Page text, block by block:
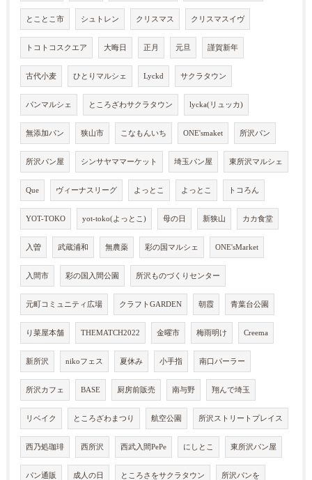
とことこ市 シュトレン クリスマス クリスマスイヴ
トコトコスクエア 大晦日 正月 元旦 謹賀新年
古代小麦 ひとりマルシェ Lyckd サクラタウン
パンマルシェ ところざわサクラタウン lycka(リュッカ)
無添加パン 狭山市 こなもんいち ONE'smaket 所沢パン
所沢パン屋 シンサヤママーケット 埼玉パン屋 東所沢マルシェ
Que ヴィーナスリーグ よっとこ よっとこ トコろん
YOT-TOKO yot-toko(よっとこ) 母の日 新狭山 カカ食堂
入曽 武蔵浦和 無農薬 彩の国マルシェ ONE'sMarket
入間市 彩の国入間公園 所沢ものづくりセンター
元町コミュニティ広場 クラフトGARDEN 朝霞 青葉台公園
り菜屋本舗 THEMATCH2022 金曜市 梅雨明け Creema
新所沢 nikoフェス 夏休み 小手指 南口パーラー
所沢カフェ BASE 厨房前販売 南与野 翔んで埼玉
リベイク ところざわまつり 航空公園 所沢ストリートプレイス
西乃処珈琲 西所沢 西武入間PePe にしとこ 東所沢パン屋
パン通販 成人の日 ところさをサクラタウン 所沢パンを